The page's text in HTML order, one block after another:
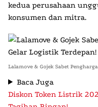
kedua perusahaan
konsumen dan mitra.
Lalamove & Gojek Sabet
Baca Juga
Diskon Token Listrik